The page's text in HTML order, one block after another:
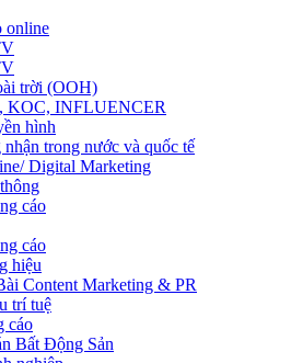
online
trời (OOH)
KOC, INFLUENCER
hình
trong nước và quốc tế
Digital Marketing
cáo
cáo
hiệu
Content Marketing & PR
trí tuệ
cáo
Bất Động Sản